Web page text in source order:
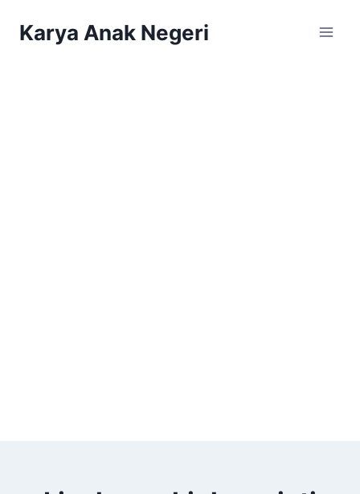
Karya Anak Negeri